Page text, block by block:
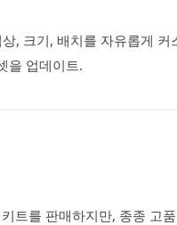
, 크기, 배치를 자유롭게 커
을 업데이트.
트를 판매하지만, 종종 고